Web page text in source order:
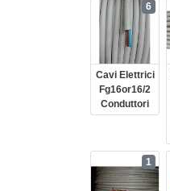
Cavi Elettrici
Fg16or16/2
Conduttori
6
1